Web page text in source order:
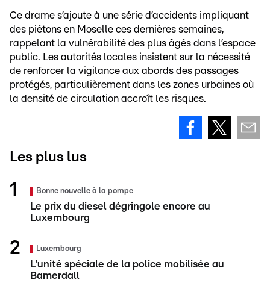
Ce drame s’ajoute à une série d’accidents impliquant
des piétons en Moselle ces dernières semaines,
rappelant la vulnérabilité des plus âgés dans l’espace
public. Les autorités locales insistent sur la nécessité
de renforcer la vigilance aux abords des passages
protégés, particulièrement dans les zones urbaines où
la densité de circulation accroît les risques.
Les plus lus
Bonne nouvelle à la pompe
Le prix du diesel dégringole encore au
Luxembourg
Luxembourg
L'unité spéciale de la police mobilisée au
Bamerdall